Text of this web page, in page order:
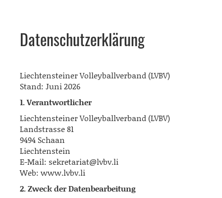
Datenschutzerklärung
Liechtensteiner Volleyballverband (LVBV)
Stand: Juni 2026
1. Verantwortlicher
Liechtensteiner Volleyballverband (LVBV)
Landstrasse 81
9494 Schaan
Liechtenstein
E-Mail: sekretariat@lvbv.li
Web: www.lvbv.li
2. Zweck der Datenbearbeitung